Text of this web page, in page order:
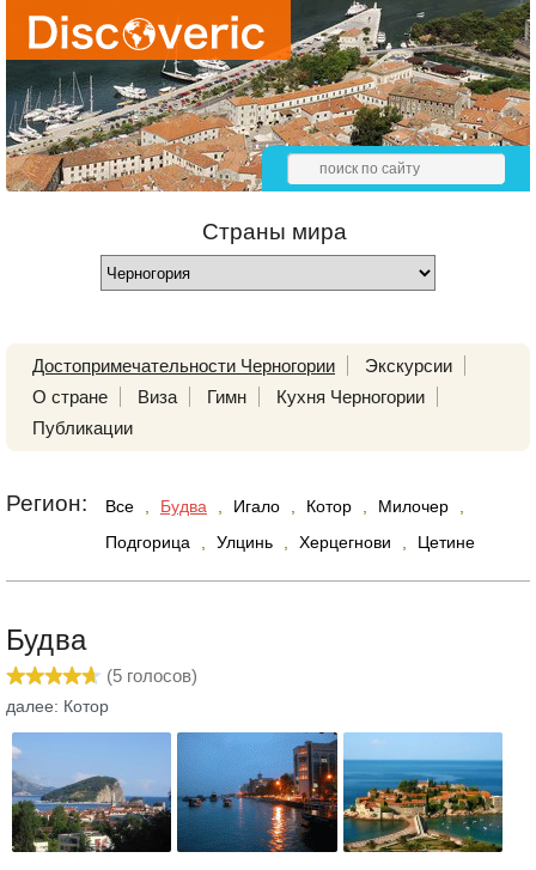
Страны мира
Достопримечательности Черногории
Экскурсии
О стране
Виза Гимн
Кухня Черногории
Публикации
Регион: Все Будва Игало Котор Милочер
Подгорица
Улцинь Херцегнови Цетине
Будва
(5 голосов)
далее: Котор